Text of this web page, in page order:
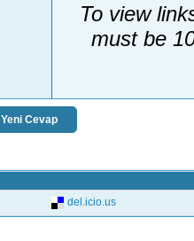
To view
must be
Yeni Cevap
del.icio.us